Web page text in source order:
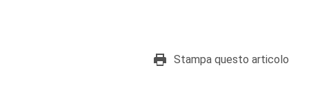
Stampa questo articolo